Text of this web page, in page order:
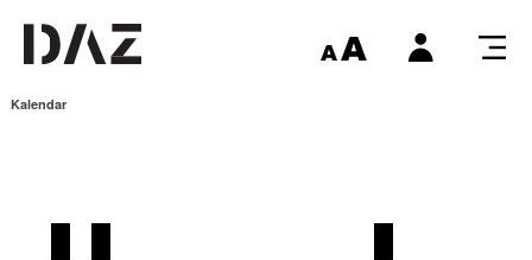
Kalendar